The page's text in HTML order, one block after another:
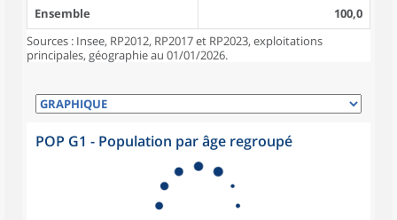
Ensemble
100,0
Sources : Insee, RP2012, RP2017 et RP2023, exploitations
principales, géographie au 01/01/2026.
POP G1 - Population par âge regroupé